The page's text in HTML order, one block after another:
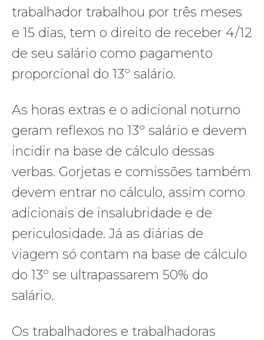
trabalhador trabalhou por três meses
e 15 dias, tem o direito de receber 4/12
de seu salário como pagamento
proporcional do 13º salário.
As horas extras e o adicional noturno
geram reflexos no 13º salário e devem
incidir na base de cálculo dessas
verbas. Gorjetas e comissões também
devem entrar no cálculo, assim como
adicionais de insalubridade e de
periculosidade. Já as diárias de
viagem só contam na base de cálculo
do 13º se ultrapassarem 50% do
salário.
Os trabalhadores e trabalhadoras